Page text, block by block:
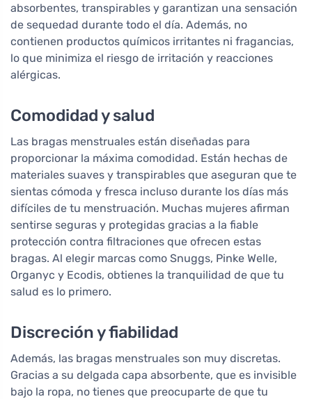
absorbentes, transpirables y garantizan una sensación
de sequedad durante todo el día. Además, no
contienen productos químicos irritantes ni fragancias,
lo que minimiza el riesgo de irritación y reacciones
alérgicas.
Comodidad y salud
Las bragas menstruales están diseñadas para
proporcionar la máxima comodidad. Están hechas de
materiales suaves y transpirables que aseguran que te
sientas cómoda y fresca incluso durante los días más
difíciles de tu menstruación. Muchas mujeres afirman
sentirse seguras y protegidas gracias a la fiable
protección contra filtraciones que ofrecen estas
bragas. Al elegir marcas como Snuggs, Pinke Welle,
Organyc y Ecodis, obtienes la tranquilidad de que tu
salud es lo primero.
Discreción y fiabilidad
Además, las bragas menstruales son muy discretas.
Gracias a su delgada capa absorbente, que es invisible
bajo la ropa, no tienes que preocuparte de que tu